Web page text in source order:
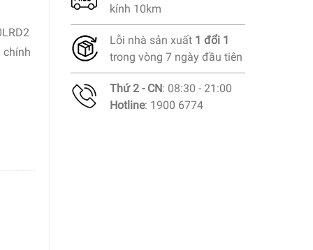
chính
kính 10km
Lỗi nhà sản xuất 1 đổi 1
trong vòng 7 ngày đầu tiên
Thứ 2 - CN: 08:30 - 21:00
Hotline: 1900 6774